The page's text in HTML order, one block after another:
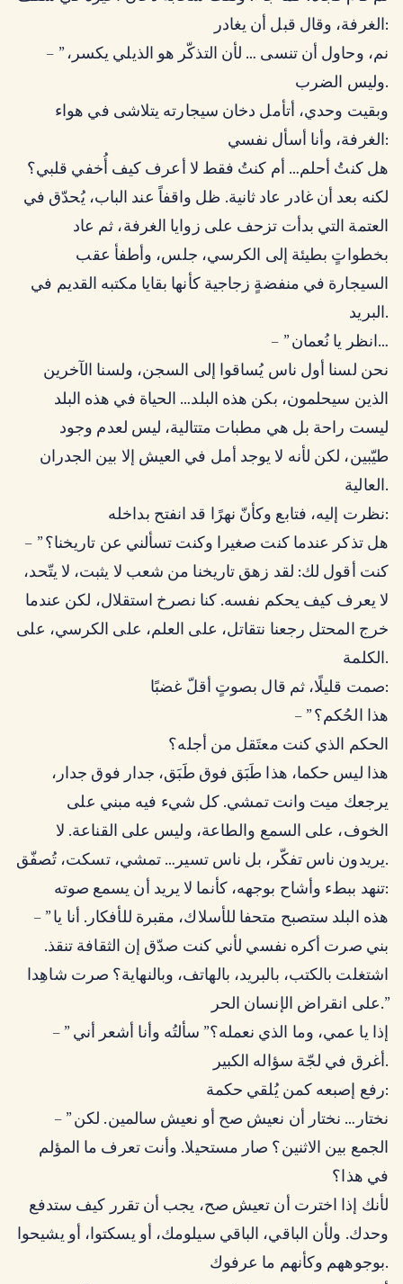
الغرفة، وقال قبل أن يغادر:
– ” نم، وحاول أن تنسى … لأن التذكّر هو الذيلي يكسر،
وليس الضرب.
وبقيت وحدي، أتأمل دخان سيجارته يتلاشى في هواء
الغرفة، وأنا أسأل نفسي:
هل كنتُ أحلم… أم كنتُ فقط لا أعرف كيف أُخفي قلبي؟
لكنه بعد أن غادر عاد ثانية. ظل واقفاً عند الباب، يُحدّق في
العتمة التي بدأت تزحف على زوايا الغرفة، ثم عاد
بخطواتٍ بطيئة إلى الكرسي، جلس، وأطفأ عقب
السيجارة في منفضةٍ زجاجية كأنها بقايا مكتبه القديم في
البريد.
– ” انظر يا نُعمان…
نحن لسنا أول ناس يُساقوا إلى السجن، ولسنا الآخرين
الذين سيحلمون، بكن هذه البلد… الحياة في هذه البلد
ليست راحة بل هي مطبات متتالية، ليس لعدم وجود
طيّبين، لكن لأنه لا يوجد أمل في العيش إلا بين الجدران
العالية.
نظرت إليه، فتابع وكأنّ نهرًا قد انفتح بداخله:
– ” هل تذكر عندما كنت صغيرا وكنت تسألني عن تاريخنا؟
كنت أقول لك: لقد زهق تاريخنا من شعب لا يثبت، لا يتّحد،
لا يعرف كيف يحكم نفسه. كنا نصرخ استقلال، لكن عندما
خرج المحتل رجعنا نتقاتل، على العلم، على الكرسي، على
الكلمة.
صمت قليلًا، ثم قال بصوتٍ أقلّ غضبًا:
– ” هذا الحُكم؟
الحكم الذي كنت معتَقل من أجله؟
هذا ليس حكما، هذا طَبَق فوق طَبَق، جدار فوق جدار،
يرجعك ميت وانت تمشي. كل شيء فيه مبني على
الخوف، على السمع والطاعة، وليس على القناعة. لا
يريدون ناس تفكّر، بل ناس تسير… تمشي، تسكت، تُصفّق.
تنهد ببطء وأشاح بوجهه، كأنما لا يريد أن يسمع صوته:
– ” هذه البلد ستصبح متحفا للأسلاك، مقبرة للأفكار. أنا يا
بني صرت أكره نفسي لأني كنت صدّق إن الثقافة تنقذ.
اشتغلت بالكتب، بالبريد، بالهاتف، وبالنهاية؟ صرت شاهِدا
على انقراض الإنسان الحر.”
– ” إذا يا عمي، وما الذي نعمله؟” سألتُه وأنا أشعر أني
أغرق في لجّة سؤاله الكبير.
رفع إصبعه كمن يُلقي حكمة:
– ” نختار… نختار أن نعيش صح أو نعيش سالمين. لكن
الجمع بين الاثنين؟ صار مستحيلا. وأنت تعرف ما المؤلم
في هذا؟
لأنك إذا اخترت أن تعيش صح، يجب أن تقرر كيف ستدفع
وحدك. ولأن الباقي، الباقي سيلومك، أو يسكتوا، أو يشيحوا
بوجوههم وكأنهم ما عرفوك.